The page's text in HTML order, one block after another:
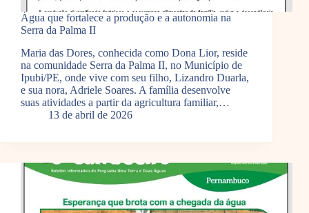
Água que fortalece a produção e a autonomia na
Serra da Palma II
Maria das Dores, conhecida como Dona Lior, reside
na comunidade Serra da Palma II, no Município de
Ipubi/PE, onde vive com seu filho, Lizandro Duarla,
e sua nora, Adriele Soares. A família desenvolve
suas atividades a partir da agricultura familiar,…
13 de abril de 2026